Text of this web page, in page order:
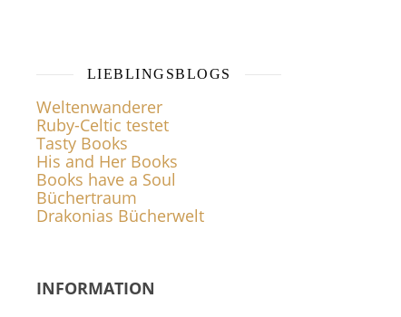
LIEBLINGSBLOGS
Weltenwanderer
Ruby-Celtic testet
Tasty Books
His and Her Books
Books have a Soul
Büchertraum
Drakonias Bücherwelt
INFORMATION